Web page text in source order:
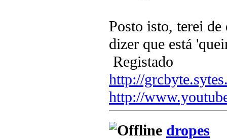
Posto isto, terei
dizer que está
Registado
http://
http://
dropes